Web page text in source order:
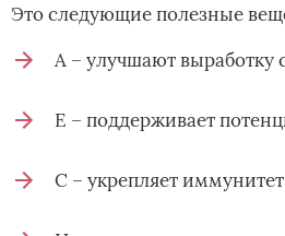
Это следующие полезные
А – улучшают выработку
Е – поддерживает
С – укрепляет